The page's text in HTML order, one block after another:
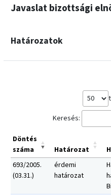
Javaslat bizottsági
Határozatok
Keresés:
Döntés
száma
Határozat
693/2005.
(03.31.)
érdemi
határozat